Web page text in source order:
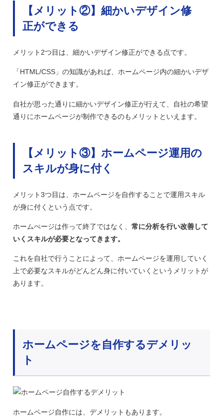
【メリット②】細かいデザイン修
正ができる
メリット2つ目は、細かいデザイン修正ができる点です。
「HTML/CSS」の知識があれば、ホームページ内の細かいデザ
イン修正ができます。
自社が思った通りに細かいデザイン修正が行えて、自社の希望
通りにホームページが制作できるのもメリットといえます。
【メリット③】ホームページ運用の
スキルが身に付く
メリット3つ目は、ホームページを自作することで運用スキル
が身に付くという点です。
ホームぺージは作って終了ではなく、常に分析を行い改善して
いくスキルが必要となってきます。
これを自社で行うことによって、ホームページを運用していく
上で必要なスキルがどんどん身に付いていくというメリットが
あります。
ホームページを自作するデメリッ
ト
ホームページ自作には、デメリットもあります。